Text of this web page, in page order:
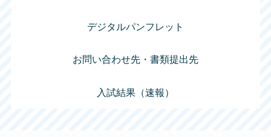
デジタルパンフレット
お問い合わせ先・書類提出先
入試結果（速報）